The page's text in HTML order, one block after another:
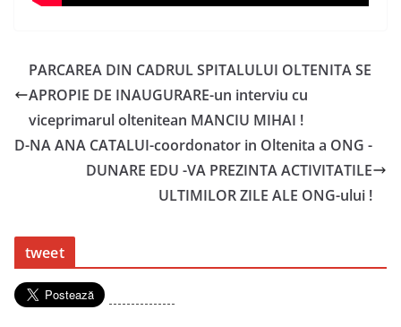
PARCAREA DIN CADRUL SPITALULUI OLTENITA SE
APROPIE DE INAUGURARE-un interviu cu
viceprimarul oltenitean MANCIU MIHAI !
D-NA ANA CATALUI-coordonator in Oltenita a ONG -
DUNARE EDU -VA PREZINTA ACTIVITATILE
ULTIMILOR ZILE ALE ONG-ului !
tweet
---------------